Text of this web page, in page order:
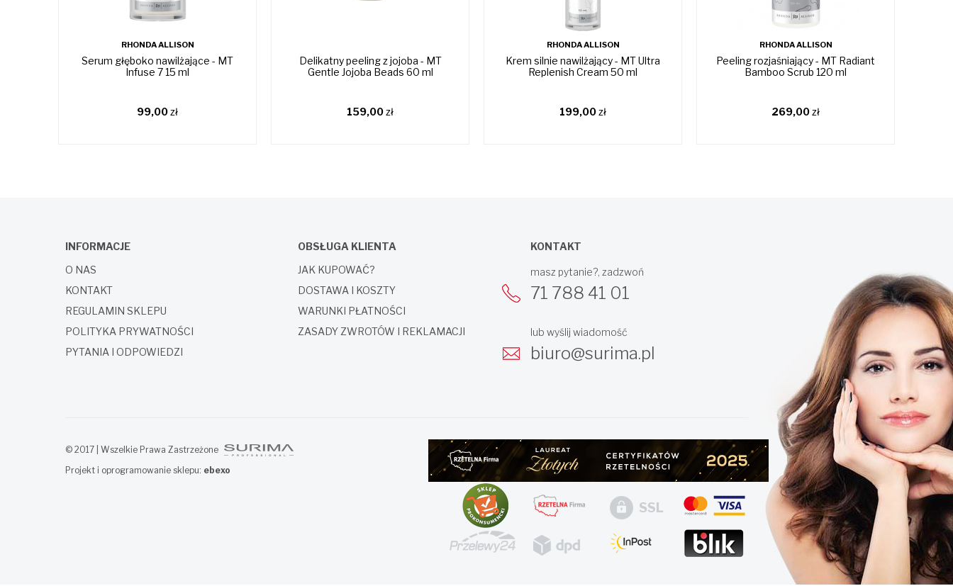
RHONDA ALLISON
Serum głęboko nawilżające - MT
Infuse 7 15 ml
99,00zł
Delikatny peeling z jojoba - MT
Gentle Jojoba Beads 60 ml
159,00zł
RHONDA ALLISON
Krem silnie nawilżający - MT Ultra
Replenish Cream 50 ml
199,00zł
RHONDA ALLISON
Peeling rozjaśniający - MT Radiant
Bamboo Scrub 120 ml
269,00zł
INFORMACJE
O NAS
KONTAKT
REGULAMIN SKLEPU
POLITYKA PRYWATNOŚCI
PYTANIA I ODPOWIEDZI
OBSŁUGA KLIENTA
JAK KUPOWAĆ?
DOSTAWA I KOSZTY
WARUNKI PŁATNOŚCI
ZASADY ZWROTÓW I REKLAMACJI
KONTAKT
masz pytanie?, zadzwoń
71 788 41 01
lub wyślij wiadomość
biuro@surima.pl
© 2017 | Wszelkie Prawa Zastrzeżone
Projekt i oprogramowanie sklepu: ebexo